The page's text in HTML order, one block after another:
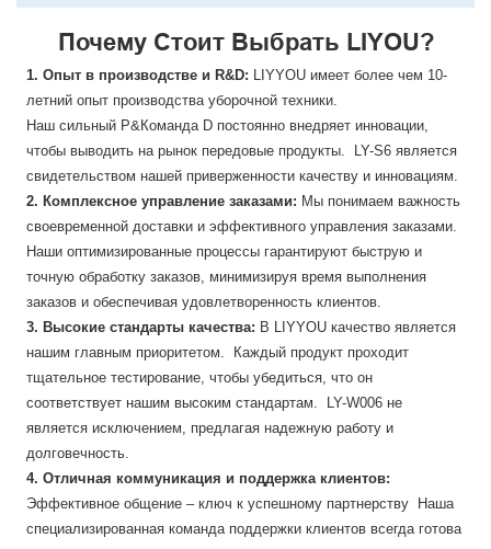
Почему Стоит Выбрать LIYOU?
1. Опыт в производстве и R&D:
LIYYOU имеет более чем 10-
летний опыт производства уборочной техники.
Наш сильный Р&Команда D постоянно внедряет инновации,
чтобы выводить на рынок передовые продукты. LY-S6 является
свидетельством нашей приверженности качеству и инновациям.
2. Комплексное управление заказами: Мы понимаем важность
своевременной доставки и эффективного управления заказами.
Наши оптимизированные процессы гарантируют быструю и
точную обработку заказов, минимизируя время выполнения
заказов и обеспечивая удовлетворенность клиентов.
3. Высокие стандарты качества: В LIYYOU качество является
нашим главным приоритетом. Каждый продукт проходит
тщательное тестирование, чтобы убедиться, что он
соответствует нашим высоким стандартам. LY-W006 не
является исключением, предлагая надежную работу и
долговечность.
4. Отличная коммуникация и поддержка клиентов:
Эффективное общение – ключ к успешному партнерству Наша
специализированная команда поддержки клиентов всегда готова